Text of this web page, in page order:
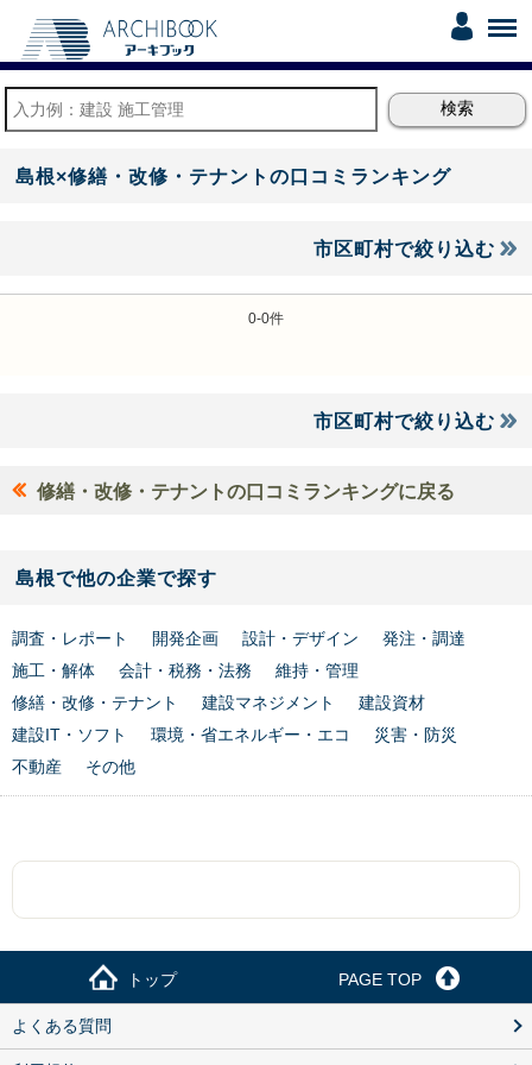
島根×修繕・改修・テナントの口コミランキング
市区町村で絞り込む
0-0件
市区町村で絞り込む
修繕・改修・テナントの口コミランキングに戻る
島根で他の企業で探す
調査・レポート 開発企画 設計・デザイン
発注・調達
施工・解体
会計・税務・法務
維持・管理
修繕・改修・テナント
建設マネジメント
建設資材
建設IT・ソフト
環境・省エネルギー・エコ
災害・防災
不動産
その他
トップ PAGE TOP
よくある質問